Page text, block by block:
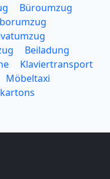
Büroumzug
Beiladung
Klaviertransport
Möbeltaxi